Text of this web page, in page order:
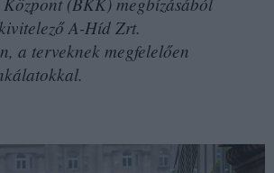
A-Híd Zrt.
a terveknek megfelelően